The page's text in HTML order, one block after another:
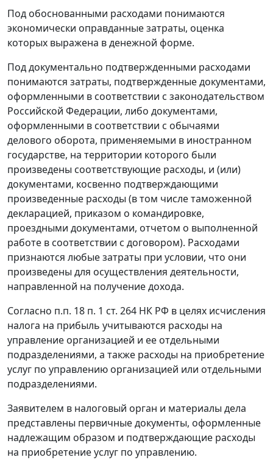
Под обоснованными расходами понимаются
экономически оправданные затраты, оценка
которых выражена в денежной форме.
Под документально подтвержденными расходами
понимаются затраты, подтвержденные документами,
оформленными в соответствии с законодательством
Российской Федерации, либо документами,
оформленными в соответствии с обычаями
делового оборота, применяемыми в иностранном
государстве, на территории которого были
произведены соответствующие расходы, и (или)
документами, косвенно подтверждающими
произведенные расходы (в том числе таможенной
декларацией, приказом о командировке,
проездными документами, отчетом о выполненной
работе в соответствии с договором). Расходами
признаются любые затраты при условии, что они
произведены для осуществления деятельности,
направленной на получение дохода.
Согласно п.п. 18 п. 1 ст. 264 НК РФ в целях исчисления
налога на прибыль учитываются расходы на
управление организацией и ее отдельными
подразделениями, а также расходы на приобретение
услуг по управлению организацией или отдельными
подразделениями.
Заявителем в налоговый орган и материалы дела
представлены первичные документы, оформленные
надлежащим образом и подтверждающие расходы
на приобретение услуг по управлению.